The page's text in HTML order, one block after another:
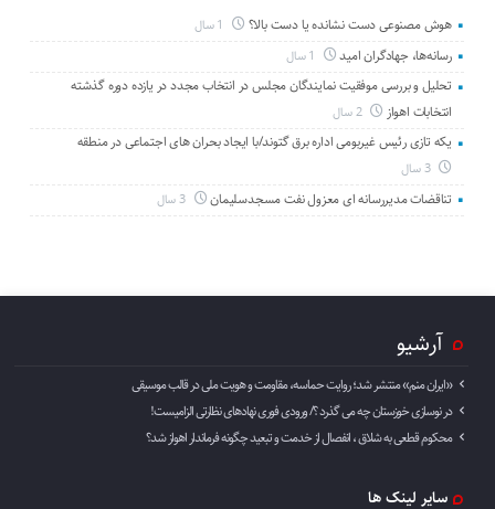
هوش مصنوعی دست نشانده یا دست بالا؟
رسانه‌ها، جهادگران امید
تحلیل و بررسی موفقیت نمایندگان مجلس در انتخاب مجدد در یازده دوره گذشته
انتخابات اهواز
2 سال
یکه تازی رئیس غیربومی اداره برق گتوند/با ایجاد بحران های اجتماعی در منطقه
3 سال
تناقضات مدیررسانه ای معزول نفت مسجدسلیمان 3 سال
آرشیو
«ایران منم» منتشر شد؛ روایت حماسه، مقاومت و هویت ملی در قالب موسیقی
در نوسازی خوزستان چه می گذرد ؟/ ورودی فوری نهادهای نظارتی الزامیست!
محکوم قطعی به شلاق ، انفصال از خدمت و تبعید چگونه فرماندار اهواز شد؟
سایر لینک ها